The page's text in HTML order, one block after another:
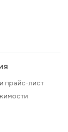
прайс-лист